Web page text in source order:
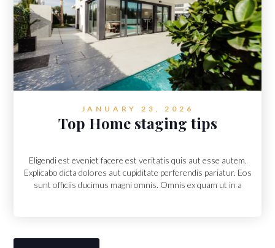
JANUARY 23, 2026
Top Home staging tips
Eligendi est eveniet facere est veritatis quis aut esse autem.
Explicabo dicta dolores aut cupiditate perferendis pariatur. Eos
sunt officiis ducimus magni omnis. Omnis ex quam ut in a